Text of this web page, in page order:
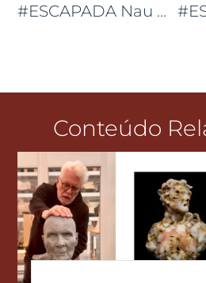
#ESCAPADA Nau Royal, Camburi
Conteúdo